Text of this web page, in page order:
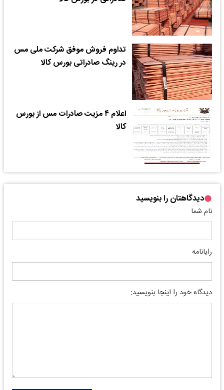
تداوم فروش موفق شرکت ملی مس
در رینگ صادراتی بورس کالا
اعلام ۴ مزیت صادرات مس از بورس
کالا
دیدگاهتان را بنویسید
نام شما
رایانامه
دیدگاه خود را اینجا بنویسید: